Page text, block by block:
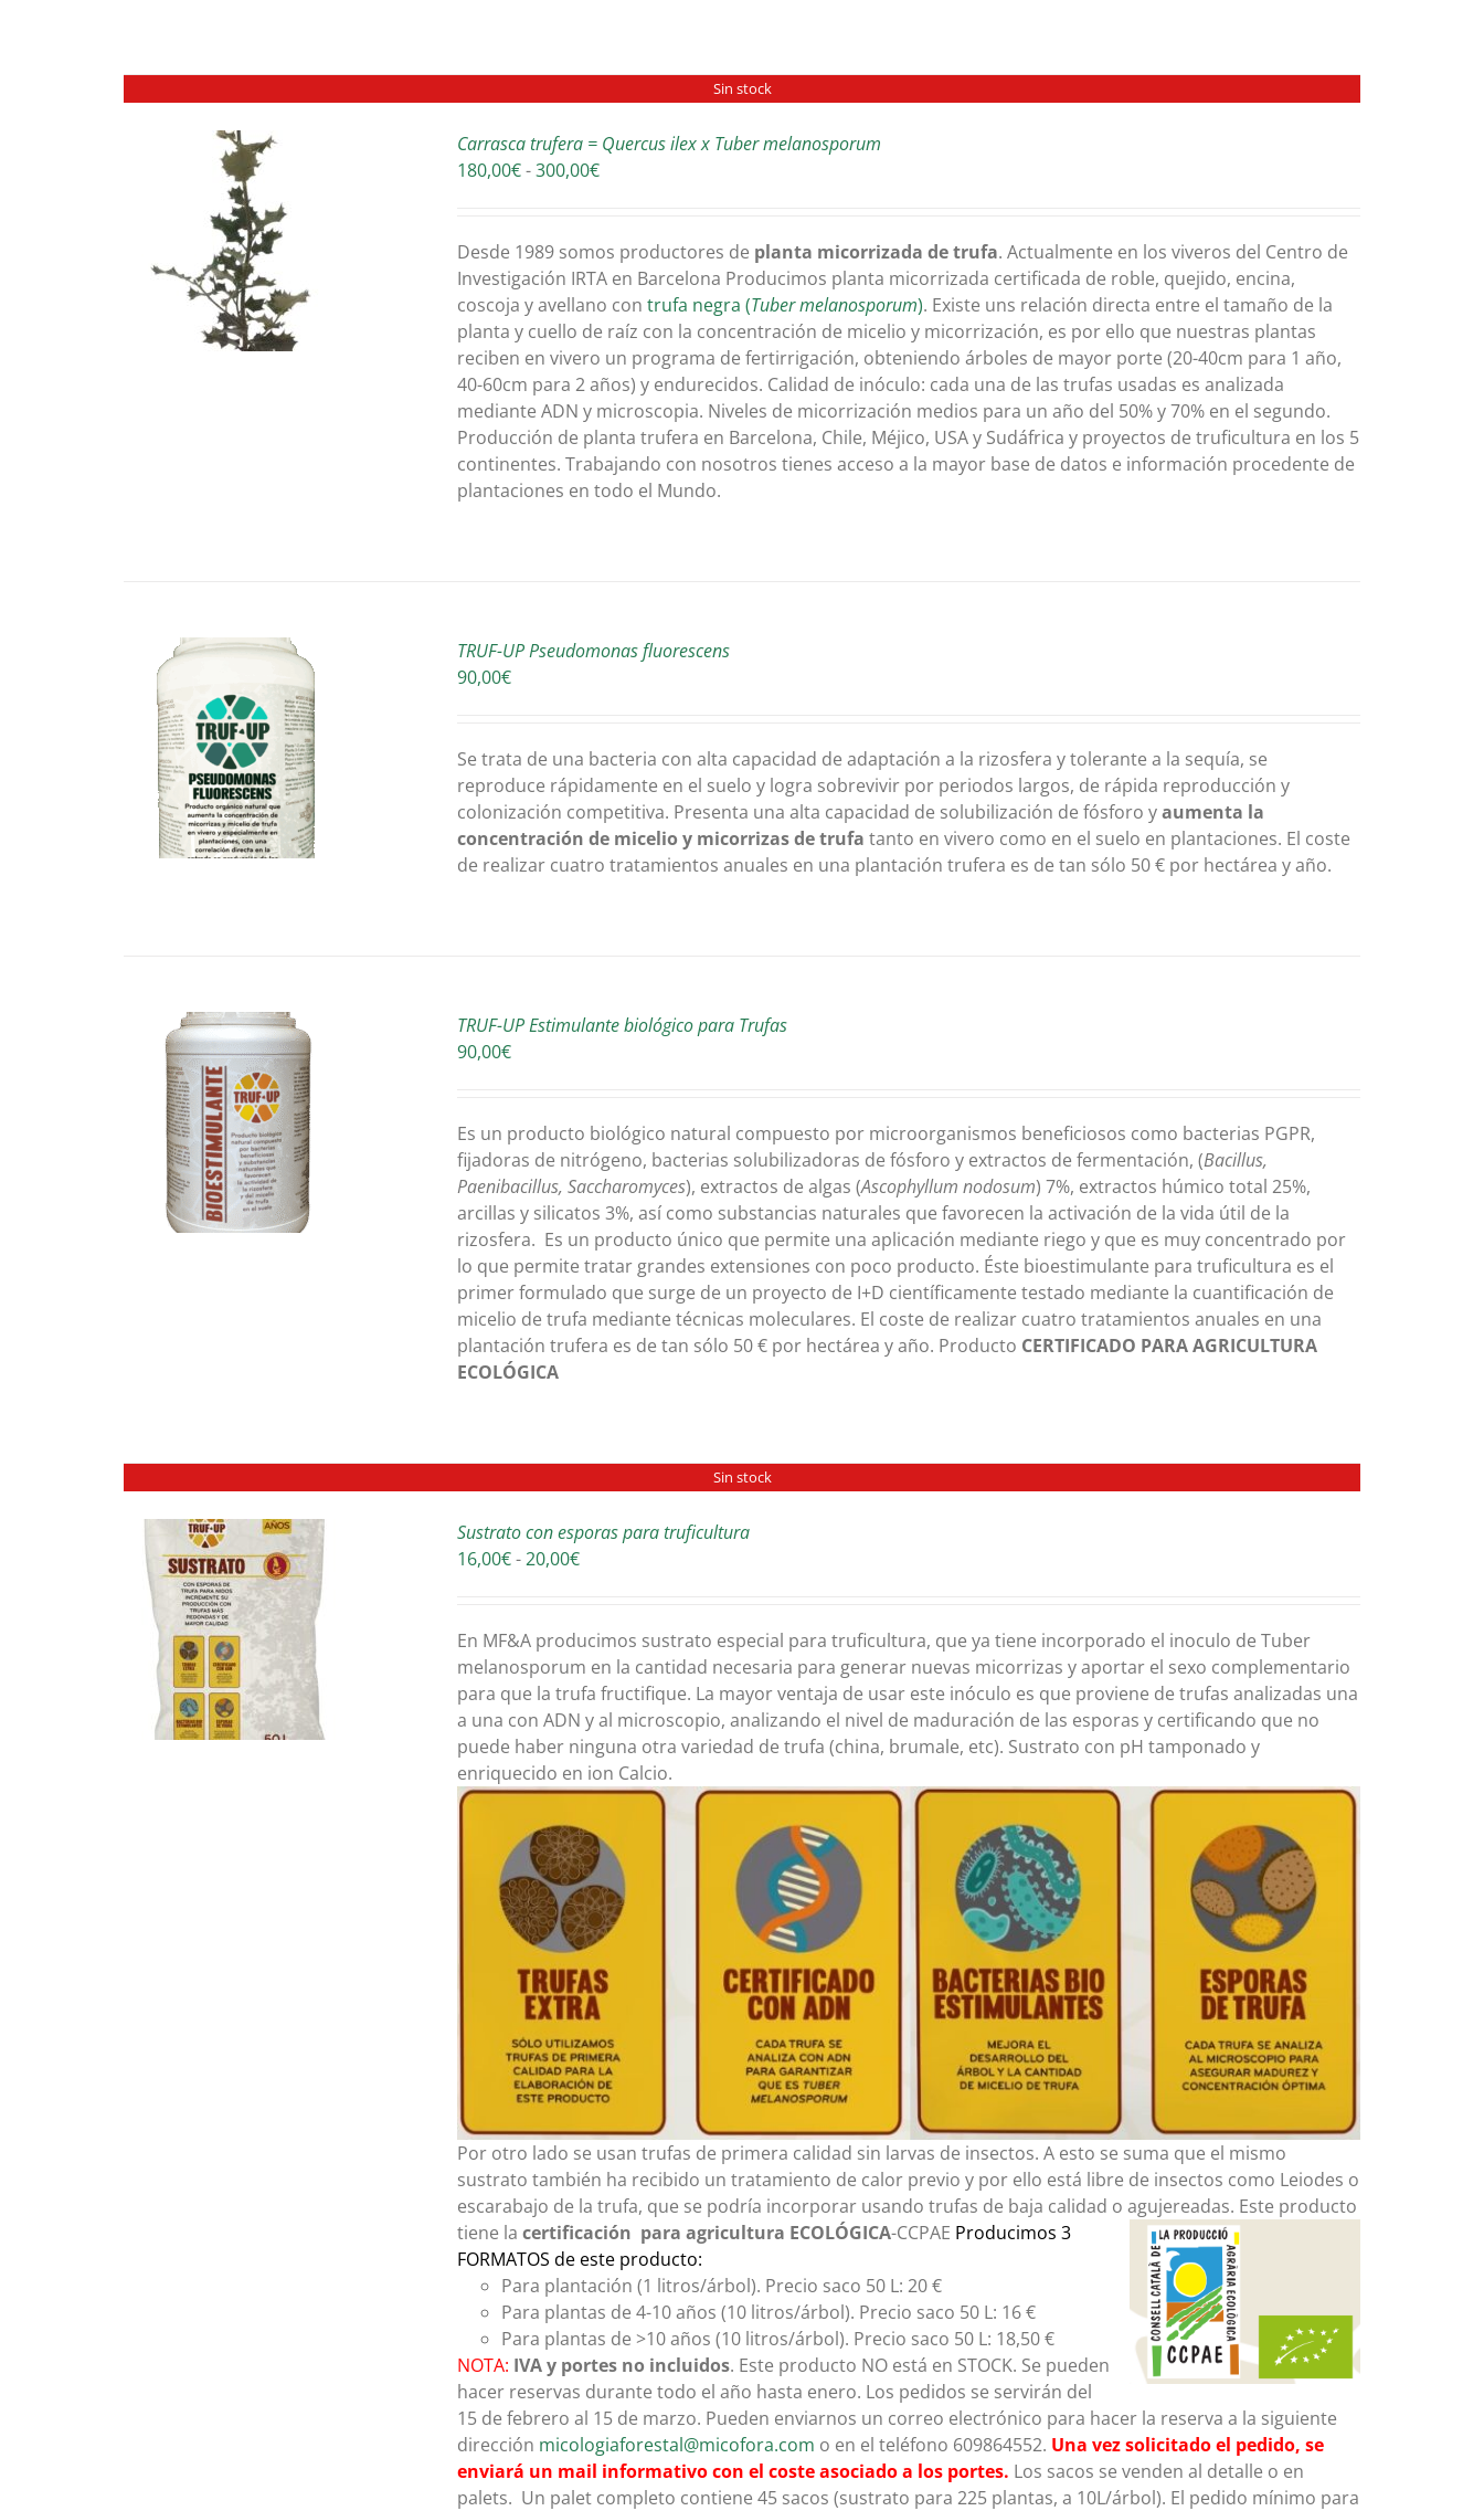
Sin stock
Carrasca trufera = Quercus ilex x Tuber melanosporum
180,00€-300,00€Rango
desde
180,00€
hasta
300,00€
Desde 1989 somos productores de planta micorrizada de trufa. Actualmente en los viveros del Centro de
Investigación IRTA en Barcelona Producimos planta micorrizada certificada de roble, quejido, encina,
coscoja y avellano contrufa negra (Tuber melanosporum). Existe uns relación directa entre el tamaño de la
planta y cuello de raíz con la concentración de micelio y micorrización, es por ello que nuestras plantas
reciben en vivero un programa de fertirrigación, obteniendo árboles de mayor porte (20-40cm para 1 año,
40-60cm para 2 años) y endurecidos. Calidad de inóculo: cada una de las trufas usadas es analizada
mediante ADN y microscopia. Niveles de micorrización medios para un año del 50% y 70% en el segundo.
Producción de planta trufera en Barcelona, Chile, Méjico, USA y Sudáfrica y proyectos de truficultura en los 5
continentes. Trabajando con nosotros tienes acceso a la mayor base de datos e información procedente de
plantaciones en todo el Mundo.
TRUF-UP Pseudomonas fluorescens
90,00€
Se trata de una bacteria con alta capacidad de adaptación a la rizosfera y tolerante a la sequía, se
reproduce rápidamente en el suelo y logra sobrevivir por periodos largos, de rápida reproducción y
colonización competitiva. Presenta una alta capacidad de solubilización de fósforo yaumenta la
concentración de micelio y micorrizas de trufa tanto en vivero como en el suelo en plantaciones. El coste
de realizar cuatro tratamientos anuales en una plantación trufera es de tan sólo 50 € por hectárea y año.
TRUF-UP Estimulante biológico para Trufas
90,00€
Es un producto biológico natural compuesto por microorganismos beneficiosos como bacterias PGPR,
fijadoras de nitrógeno, bacterias solubilizadoras de fósforo y extractos de fermentación, (Bacillus,
Paenibacillus, Saccharomyces), extractos de algas (Ascophyllum nodosum) 7%, extractos húmico total 25%,
arcillas y silicatos 3%, así como substancias naturales que favorecen la activación de la vida útil de la
rizosfera. Es un producto único que permite una aplicación mediante riego y que es muy concentrado por
lo que permite tratar grandes extensiones con poco producto. Éste bioestimulante para truficultura es el
primer formulado que surge de un proyecto de I+D científicamente testado mediante la cuantificación de
micelio de trufa mediante técnicas moleculares. El coste de realizar cuatro tratamientos anuales en una
plantación trufera es de tan sólo 50 € por hectárea y año. Producto CERTIFICADO PARA AGRICULTURA
ECOLÓGICA
Sin stock
Sustrato con esporas para truficultura
16,00€-20,00€Rango
desde
16,00€
hasta
20,00€
En MF&A producimos sustrato especial para truficultura, que ya tiene incorporado el inoculo de Tuber
melanosporum en la cantidad necesaria para generar nuevas micorrizas y aportar el sexo complementario
para que la trufa fructifique. La mayor ventaja de usar este inóculo es que proviene de trufas analizadas una
a una con ADN y al microscopio, analizando el nivel de maduración de las esporas y certificando que no
puede haber ninguna otra variedad de trufa (china, brumale, etc). Sustrato con pH tamponado y
enriquecido en ion Calcio.
Por otro lado se usan trufas de primera calidad sin larvas de insectos. A esto se suma que el mismo
sustrato también ha recibido un tratamiento de calor previo y por ello está libre de insectos como Leiodes o
escarabajo de la trufa, que se podría incorporar usando trufas de baja calidad o agujereadas. Este producto
tiene lacertificación para agricultura ECOLÓGICA-CCPAE Producimos 3
FORMATOS de este producto:
Para plantación (1 litros/árbol). Precio saco 50 L: 20 €
Para plantas de 4-10 años (10 litros/árbol). Precio saco 50 L: 16 €
Para plantas de >10 años (10 litros/árbol). Precio saco 50 L: 18,50 €
NOTA: IVA y portes no incluidos. Este producto NO está en STOCK. Se pueden
hacer reservas durante todo el año hasta enero. Los pedidos se servirán del
15 de febrero al 15 de marzo. Pueden enviarnos un correo electrónico para hacer la reserva a la siguiente
dirección micologiaforestal@micofora.com o en el teléfono 609864552. Una vez solicitado el pedido, se
enviará un mail informativo con el coste asociado a los portes. Los sacos se venden al detalle o en
palets. Un palet completo contiene 45 sacos (sustrato para 225 plantas, a 10L/árbol). El pedido mínimo para